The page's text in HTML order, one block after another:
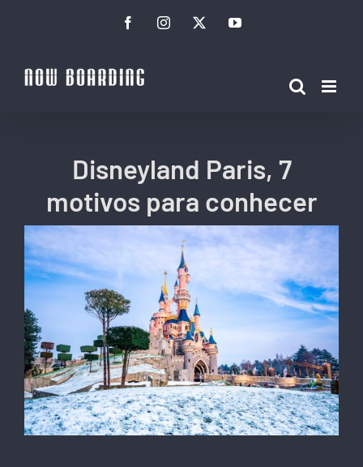
conteúdo
FacebookInstagramTwitterYouTube
Disneyland Paris, 7
motivos para conhecer